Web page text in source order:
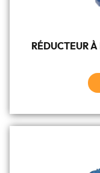
RÉDUCTEUR